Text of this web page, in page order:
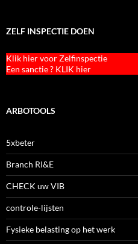
ZELF INSPECTIE DOEN
Klik hier voor Zelfinspectie
Een sanctie ? KLIK hier
ARBOTOOLS
5xbeter
Branch RI&E
CHECK uw VIB
controle-lijsten
Fysieke belasting op het werk